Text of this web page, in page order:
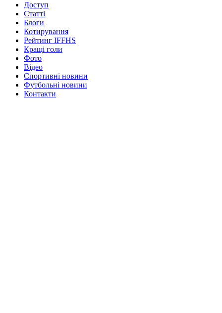
Доступ
Статті
Блоги
Котирування
Рейтинг IFFHS
Кращі голи
Фото
Відео
Спортивні новини
Футбольні новини
Контакти